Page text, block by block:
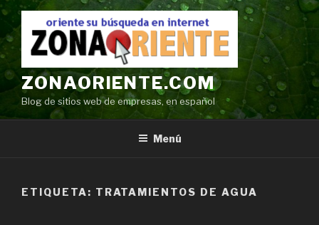
Ir
contenido
ZONAORIENTE.COM
Blog de sitios web de empresas, en español
Menú
ETIQUETA: TRATAMIENTOS DE AGUA